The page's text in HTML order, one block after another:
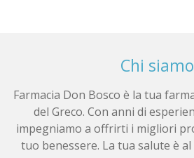
Chi siamo
Farmacia Don Bosco è la tua
del Greco. Con anni di
impegniamo a offrirti i migliori
tuo benessere. La tua salute è